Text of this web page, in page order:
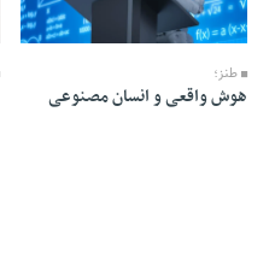
22 Tir 1405 - 05:17
طنز؛
هوش واقعی و انسان مصنوعی